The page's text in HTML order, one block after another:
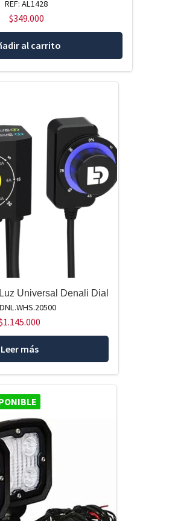
REF: AL1428
$349.000
al carrito
Universal Denali Dial
1.145.000
Leer más